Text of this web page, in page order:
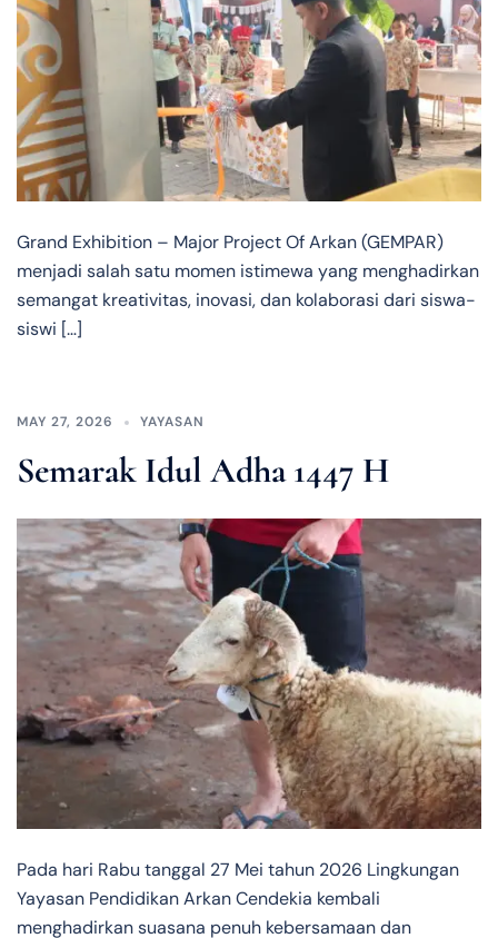
Grand Exhibition – Major Project Of Arkan (GEMPAR)
menjadi salah satu momen istimewa yang menghadirkan
semangat kreativitas, inovasi, dan kolaborasi dari siswa-
siswi […]
MAY 27, 2026 YAYASAN
Semarak Idul Adha 1447 H
Pada hari Rabu tanggal 27 Mei tahun 2026 Lingkungan
Yayasan Pendidikan Arkan Cendekia kembali
menghadirkan suasana penuh kebersamaan dan